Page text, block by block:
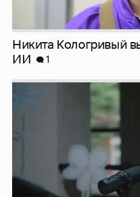
Певица Глюкоза
эротического журнала